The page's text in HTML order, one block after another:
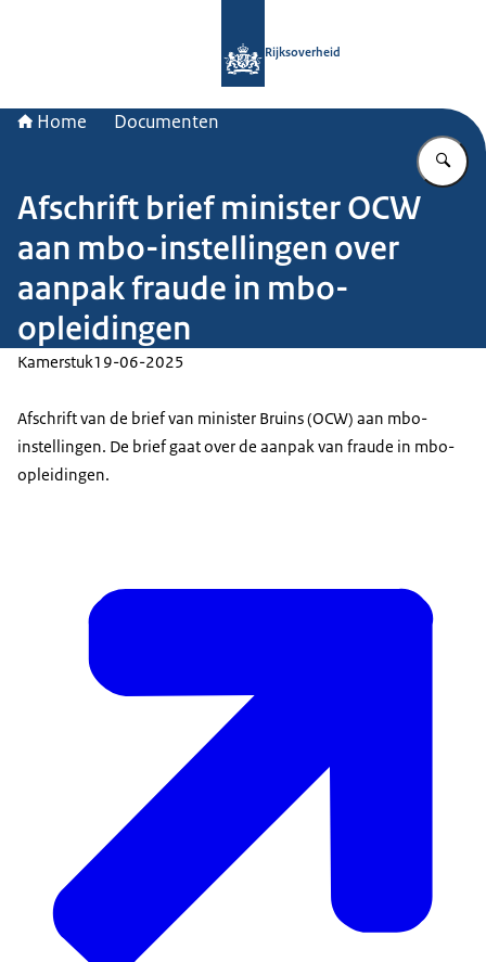
Rijksoverheid
Home Documenten
Afschrift brief minister OCW
aan mbo-instellingen over
aanpak fraude in mbo-
opleidingen
Kamerstuk19-06-2025
Afschrift van de brief van minister Bruins (OCW) aan mbo-
instellingen. De brief gaat over de aanpak van fraude in mbo-
opleidingen.